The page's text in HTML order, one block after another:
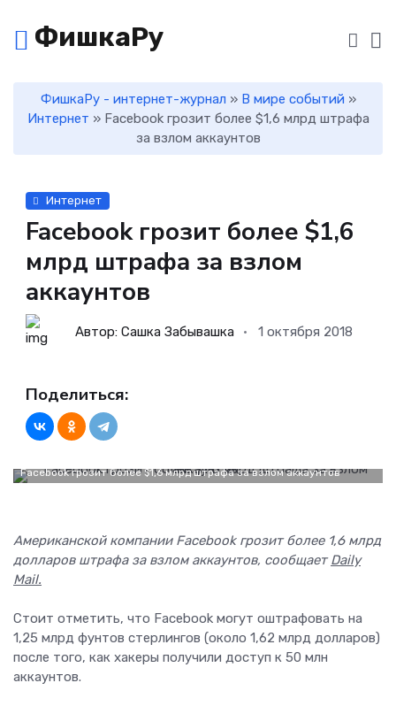
ФишкаРу
ФишкаРу - интернет-журнал » В мире событий »
Интернет » Facebook грозит более $1,6 млрд штрафа
за взлом аккаунтов
Интернет
Facebook грозит более $1,6
млрд штрафа за взлом
аккаунтов
Автор: Сашка Забывашка 1 октября 2018
Поделиться:
Facebook грозит более $1,6 млрд штрафа за взлом аккаунтов
Американской компании Facebook грозит более 1,6 млрд
долларов штрафа за взлом аккаунтов, сообщаетDaily
Mail.
Стоит отметить, что Facebook могут оштрафовать на
1,25 млрд фунтов стерлингов (около 1,62 млрд долларов)
после того, как хакеры получили доступ к 50 млн
аккаунтов.